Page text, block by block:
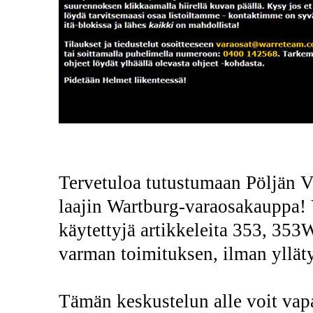
Tervetuloa tutustumaan Pöljän
laajin Wartburg-
käytettyjä artikkeleita 353,
varman toimituksen, ilman
Tämän keskustelun alle voit